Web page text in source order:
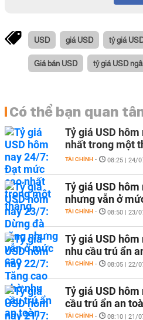
USD giá USD tỷ giá
Giá bán USD tỷ giá USD
Có thể bạn quan
Tỷ giá USD
nhất trong một
TÀI CHÍNH - 08:25 | 24/
Tỷ giá USD
nhưng vẫn ở
TÀI CHÍNH - 08:50 | 23/
Tỷ giá USD
nhu cầu trú ẩn
TÀI CHÍNH - 08:05 | 22/
Tỷ giá USD
cầu trú ẩn an
TÀI CHÍNH - 08:10 | 21/